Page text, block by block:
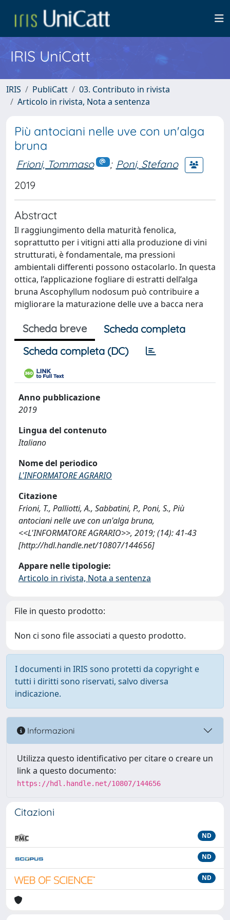
IRIS UniCatt
IRIS PubliCatt
03. Contributo in rivista
Articolo in rivista, Nota a sentenza
Più antociani nelle uve con un'alga
bruna
Frioni, Tommaso ; Poni, Stefano
2019
Abstract
Il raggiungimento della maturità fenolica,
soprattutto per i vitigni atti alla produzione di vini
strutturati, è fondamentale, ma pressioni
ambientali differenti possono ostacolarlo. In questa
ottica, l’applicazione fogliare di estratti dell’alga
bruna Ascophyllum nodosum può contribuire a
migliorare la maturazione delle uve a bacca nera
Scheda breve
Scheda completa
Scheda completa (DC)
Anno pubblicazione
2019
Lingua del contenuto
Italiano
Nome del periodico
L'INFORMATORE AGRARIO
Citazione
Frioni, T., Palliotti, A., Sabbatini, P., Poni, S., Più
antociani nelle uve con un'alga bruna,
<<L'INFORMATORE AGRARIO>>, 2019; (14): 41-43
[http://hdl.handle.net/10807/144656]
Appare nelle tipologie:
Articolo in rivista, Nota a sentenza
File in questo prodotto:
Non ci sono file associati a questo prodotto.
I documenti in IRIS sono protetti da copyright e
tutti i diritti sono riservati, salvo diversa
indicazione.
Informazioni
Utilizza questo identificativo per citare o creare un
link a questo documento:
https://hdl.handle.net/10807/144656
Citazioni
ND
ND
ND